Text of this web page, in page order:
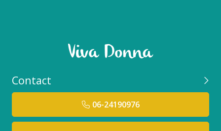
handelspraktijken, transparantie over de
herkomst van ingrediënten en het vermijden van
sulfaten.
Dit merk houdt rekening met de impact van
producten op het milieu, dieren welzijn en de
Contact
06-24190976